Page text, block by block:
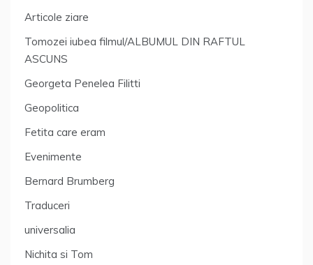
Articole ziare
Tomozei iubea filmul/ALBUMUL DIN RAFTUL
ASCUNS
Georgeta Penelea Filitti
Geopolitica
Fetita care eram
Evenimente
Bernard Brumberg
Traduceri
universalia
Nichita si Tom